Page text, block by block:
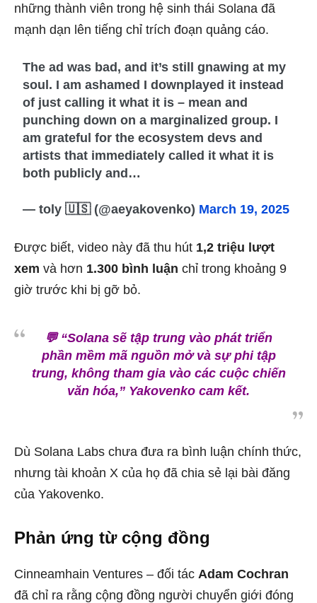
những thành viên trong hệ sinh thái Solana đã
mạnh dạn lên tiếng chỉ trích đoạn quảng cáo.
The ad was bad, and it’s still gnawing at my
soul. I am ashamed I downplayed it instead
of just calling it what it is – mean and
punching down on a marginalized group. I
am grateful for the ecosystem devs and
artists that immediately called it what it is
both publicly and…
— toly 🇺🇸 (@aeyakovenko) March 19, 2025
Được biết, video này đã thu hút 1,2 triệu lượt
xem và hơn 1.300 bình luận chỉ trong khoảng 9
giờ trước khi bị gỡ bỏ.
💬 “Solana sẽ tập trung vào phát triển
phần mềm mã nguồn mở và sự phi tập
trung, không tham gia vào các cuộc chiến
văn hóa,” Yakovenko cam kết.
Dù Solana Labs chưa đưa ra bình luận chính thức,
nhưng tài khoản X của họ đã chia sẻ lại bài đăng
của Yakovenko.
Phản ứng từ cộng đồng
Cinneamhain Ventures – đối tác Adam Cochran
đã chỉ ra rằng cộng đồng người chuyển giới đóng